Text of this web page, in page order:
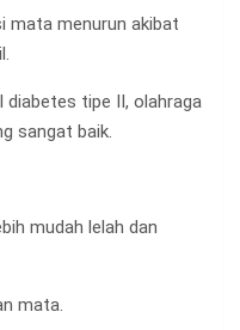
mata menurun akibat
tipe II, olahraga
sangat baik.
mudah lelah dan
mata.